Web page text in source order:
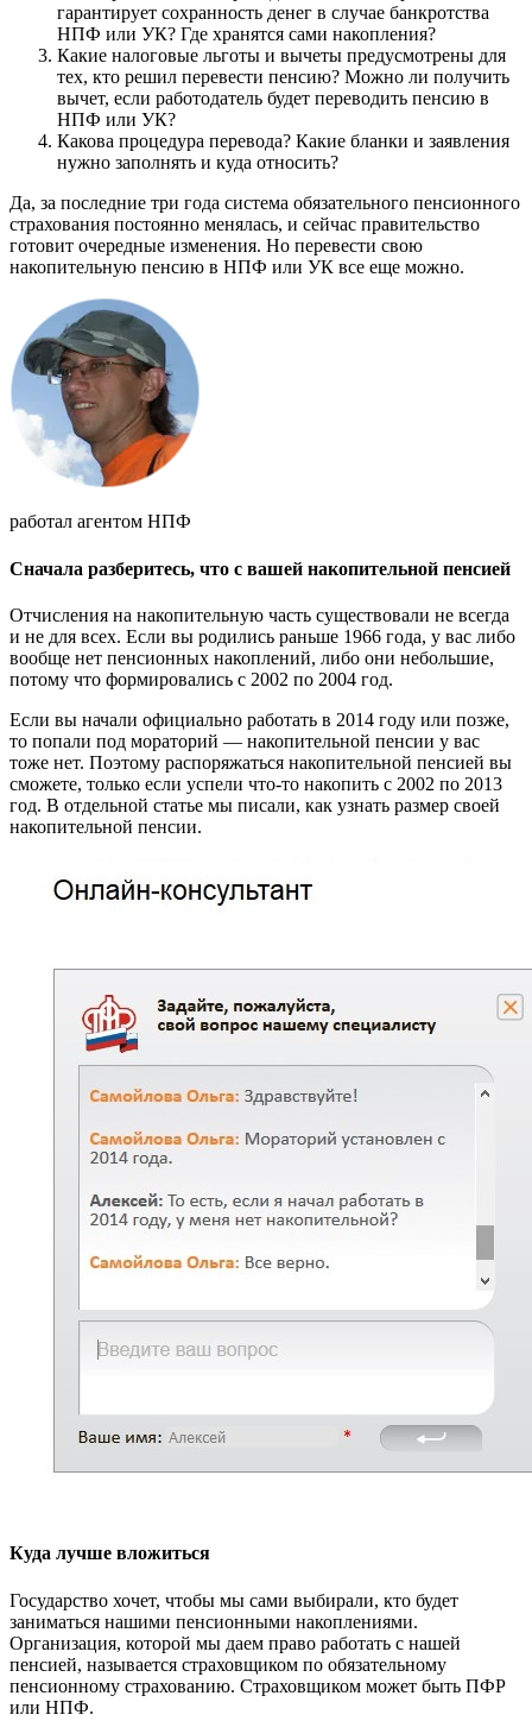
гарантирует сохранность денег в случае банкротства
НПФ или УК? Где хранятся сами накопления?
Какие налоговые льготы и вычеты предусмотрены для
тех, кто решил перевести пенсию? Можно ли получить
вычет, если работодатель будет переводить пенсию в
НПФ или УК?
Какова процедура перевода? Какие бланки и заявления
нужно заполнять и куда относить?
Да, за последние три года система обязательного пенсионного
страхования постоянно менялась, и сейчас правительство
готовит очередные изменения. Но перевести свою
накопительную пенсию в НПФ или УК все еще можно.
работал агентом НПФ
Сначала разберитесь, что с вашей накопительной пенсией
Отчисления на накопительную часть существовали не всегда
и не для всех. Если вы родились раньше 1966 года, у вас либо
вообще нет пенсионных накоплений, либо они небольшие,
потому что формировались с 2002 по 2004 год.
Если вы начали официально работать в 2014 году или позже,
то попали под мораторий — накопительной пенсии у вас
тоже нет. Поэтому распоряжаться накопительной пенсией вы
сможете, только если успели что-то накопить с 2002 по 2013
год. В отдельной статье мы писали, как узнать размер своей
накопительной пенсии.
Куда лучше вложиться
Государство хочет, чтобы мы сами выбирали, кто будет
заниматься нашими пенсионными накоплениями.
Организация, которой мы даем право работать с нашей
пенсией, называется страховщиком по обязательному
пенсионному страхованию. Страховщиком может быть ПФР
или НПФ.